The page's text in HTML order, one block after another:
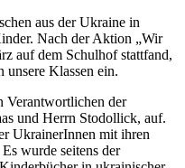
aus der Ukraine in
Nach der Aktion „Wir
auf dem Schulhof stattfand,
unsere Klassen ein.
Verantwortlichen der
und Herrn Stodollick, auf.
UkrainerInnen mit ihren
wurde seitens der